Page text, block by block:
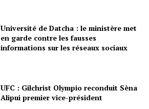
Université de Datcha : le ministère met
en garde contre les fausses
informations sur les réseaux sociaux
UFC : Gilchrist Olympio reconduit Sèna
Alipui premier vice-président